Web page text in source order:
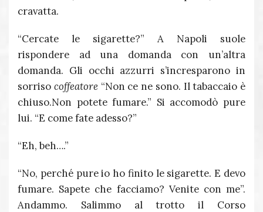
cravatta.
“Cercate le sigarette?” A Napoli suole
rispondere ad una domanda con un’altra
domanda. Gli occhi azzurri s’incresparono in
sorriso coffeatore“Non ce ne sono. Il tabaccaio è
chiuso.Non potete fumare.” Si accomodò pure
lui. “E come fate adesso?”
“Eh, beh….”
“No, perché pure io ho finito le sigarette. E devo
fumare. Sapete che facciamo? Venite con me”.
Andammo. Salimmo al trotto il Corso